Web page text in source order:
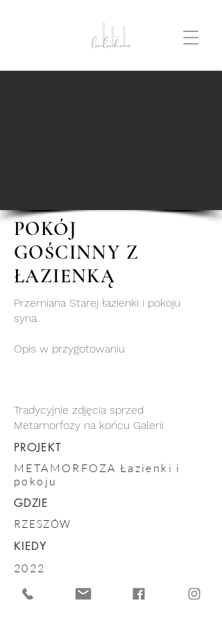
POKÓJ
GOŚCINNY Z
ŁAZIENKĄ
Przemiana Starej łazienki i pokoju
syna.
Opis w przygotowaniu
Tradycyjnie zdjęcia sprzed
Metamorfozy na końcu Galerii
PROJEKT
METAMORFOZA Łazienki i
pokoju
GDZIE
RZESZÓW
KIEDY
2022